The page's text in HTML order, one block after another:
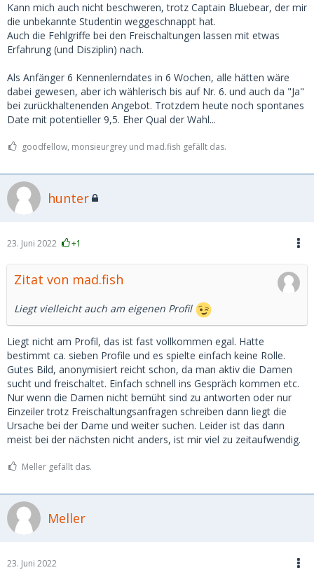
Kann mich auch nicht beschweren, trotz Captain Bluebear, der mir
die unbekannte Studentin weggeschnappt hat.
Auch die Fehlgriffe bei den Freischaltungen lassen mit etwas
Erfahrung (und Disziplin) nach.
Als Anfänger 6 Kennenlerndates in 6 Wochen, alle hätten wäre
dabei gewesen, aber ich wählerisch bis auf Nr. 6. und auch da "Ja"
bei zurückhaltenenden Angebot. Trotzdem heute noch spontanes
Date mit potentieller 9,5. Eher Qual der Wahl...
goodfellow, monsieurgrey und mad.fish gefällt das.
hunter
23. Juni 2022 +1
Zitat von mad.fish
Liegt vielleicht auch am eigenen Profil
Liegt nicht am Profil, das ist fast vollkommen egal. Hatte
bestimmt ca. sieben Profile und es spielte einfach keine Rolle.
Gutes Bild, anonymisiert reicht schon, da man aktiv die Damen
sucht und freischaltet. Einfach schnell ins Gespräch kommen etc.
Nur wenn die Damen nicht bemüht sind zu antworten oder nur
Einzeiler trotz Freischaltungsanfragen schreiben dann liegt die
Ursache bei der Dame und weiter suchen. Leider ist das dann
meist bei der nächsten nicht anders, ist mir viel zu zeitaufwendig.
Meller gefällt das.
Meller
23. Juni 2022